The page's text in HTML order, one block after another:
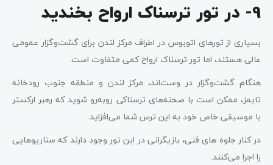
9- در تور ترسناک ارواح بخندید
بسیاری از تورهای اتوبوس در اطراف مرکز لندن برای گشت‌وگزار عمومی
عالی هستند، اما تور ترسناک ارواح کمی متفاوت است.
هنگام گشت‌وگزار در وست‌اند، مرکز لندن و منطقه جنوب رودخانه
تایمز، ممکن است با صحنه‌های ترسناکی روبه‌رو شوید که رهبر ارکستر
با موسیقی خاص خود به این ترس شما می‌افزاید.
در کنار جلوه های فنی، بازیگرانی در این تور وجود دارند که سناریوهایی
را اجرا می‌کنند.